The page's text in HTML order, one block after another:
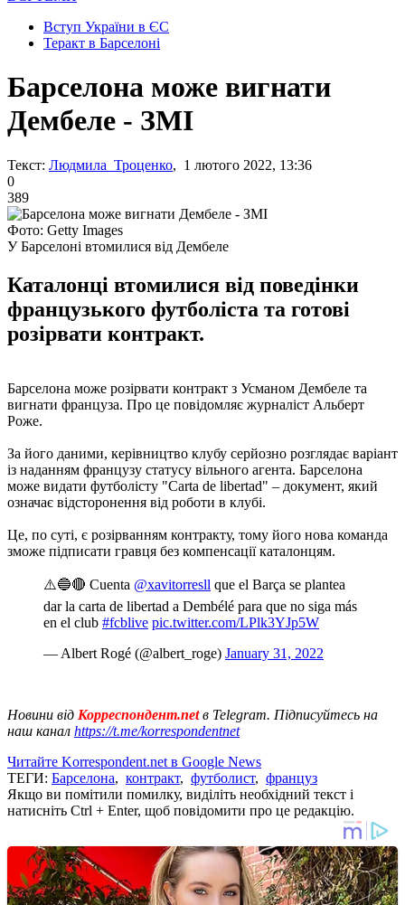
Вступ України в ЄС
Теракт в Барселоні
Барселона може вигнати
Дембеле - ЗМІ
Текст: Людмила Троценко, 1 лютого 2022, 13:36
0
389
Фото: Getty Images
У Барселоні втомилися від Дембеле
Каталонці втомилися від поведінки
французького футболіста та готові
розірвати контракт.
Барселона може розірвати контракт з Усманом Дембеле та
вигнати француза. Про це повідомляє журналіст Альберт
Роже.
За його даними, керівництво клубу серйозно розглядає варіант
із наданням французу статусу вільного агента. Барселона
може видати футболісту "Carta de libertad" – документ, який
означає відсторонення від роботи в клубі.
Це, по суті, є розірванням контракту, тому його нова команда
зможе підписати гравця без компенсації каталонцям.
⚠️🔵🔴 Cuenta @xavitorresll que el Barça se plantea
dar la carta de libertad a Dembélé para que no siga más
en el club #fcblive pic.twitter.com/LPlk3YJp5W
— Albert Rogé (@albert_roge) January 31, 2022
Новини від Корреспондент.netв Telegram. Підписуйтесь на
наш канал https://t.me/korrespondentnet
Читайте Korrespondent.net в Google News
ТЕГИ: Барселона, контракт, футболист, француз
Якщо ви помітили помилку, виділіть необхідний текст і
натисніть Ctrl + Enter, щоб повідомити про це редакцію.